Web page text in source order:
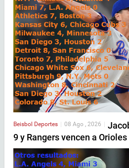
Beisbol Deportes | 08 Ago , 2026 |
9 y Rangers vencen a Orioles